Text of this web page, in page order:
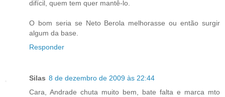
difícil, quem tem quer mantê-lo.
O bom seria se Neto Berola melhorasse ou então surgir
algum da base.
Responder
Silas 8 de dezembro de 2009 às 22:44
Cara, Andrade chuta muito bem, bate falta e marca mto